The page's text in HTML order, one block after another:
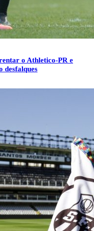
o Athletico-PR e
desfalques